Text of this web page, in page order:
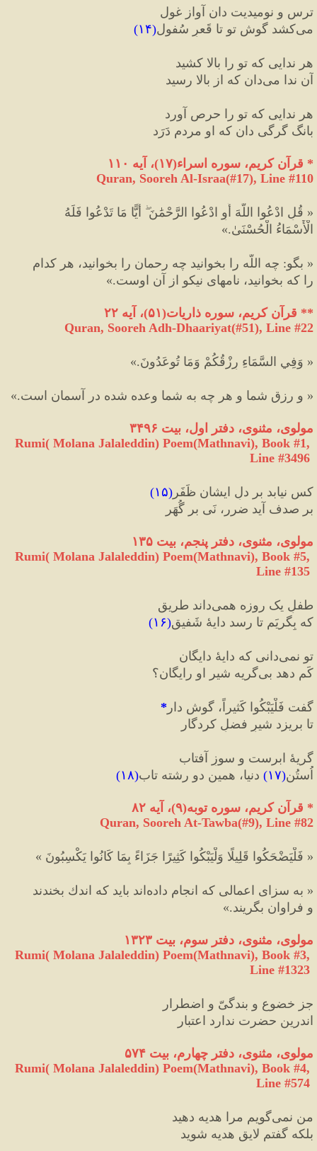
ترس و نومیدیت دان آواز غول
میکشد گوش تو تا قَعرِ سُفول(۱۴)
هر ندایی که تو را بالا کشید
آن ندا میدان که از بالا رسید
هر ندایی که تو را حرص آورد
بانگ گرگی دان که او مردم دَرَد
* قرآن کریم، سوره اسراء(۱۷)، آیه ۱۱۰
Quran, Sooreh Al-Israa(#17), Line #110
« قُلِ ادْعُوا اللَّهَ أَوِ ادْعُوا الرَّحْمَٰنَ ۖ أَيًّا مَا تَدْعُوا فَلَهُ
الْأَسْمَاءُ الْحُسْنَىٰ.»
« بگو: چه اللّه را بخوانيد چه رحمان را بخوانيد، هر كدام
را كه بخوانيد، نامهاى نيكو از آن اوست.»
** قرآن کریم، سوره ذاريات(۵۱)، آیه ٢٢
Quran, Sooreh Adh-Dhaariyat(#51), Line #22
« وَفِي السَّمَاءِ رِزْقُكُمْ وَمَا تُوعَدُونَ.»
« و رزق شما و هر چه به شما وعده شده در آسمان است.»
مولوی، مثنوی، دفتر اول، بیت ۳۴۹۶
Rumi( Molana Jalaleddin) Poem(Mathnavi), Book #1,
Line #3496
کس نیابد بر دلِ ایشان ظَفَر (۱۵)
بر صدف آید ضرر، نَی بر گُهَر
مولوی، مثنوی، دفتر پنجم، بیت ۱۳۵
Rumi( Molana Jalaleddin) Poem(Mathnavi), Book #5,
Line #135
طفلِ یک روزه همیداند طریق
که بِگریَم تا رسد دایهٔ شَفیق(۱۶)
تو نمیدانی که دایهٔ دایگان
کَم دهد بیگریه شیر او رایگان؟
گفت فَلْیَبْکُوا کَثیراً، گوش دار *
تا بریزد شیرِ فضلِ کردگار
گریهٔ ابرست و سوزِ آفتاب
اُستُن(۱۷) دنیا، همین دو رشته تاب(۱۸)
* قرآن کریم، سوره توبه(۹)، آیه ۸۲
Quran, Sooreh At-Tawba(#9), Line #82
« فَلْيَضْحَكُوا قَلِيلًا وَلْيَبْكُوا كَثِيرًا جَزَاءً بِمَا كَانُوا يَكْسِبُونَ »
« به سزاى اعمالى كه انجام دادهاند بايد كه اندك بخندند
و فراوان بگريند.»
مولوی، مثنوی، دفتر سوم، بیت ۱۳۲۳
Rumi( Molana Jalaleddin) Poem(Mathnavi), Book #3,
Line #1323
جز خضوع و بندگیّ و اضطرار
اندرین حضرت ندارد اعتبار
مولوی، مثنوی، دفتر چهارم، بیت ۵۷۴
Rumi( Molana Jalaleddin) Poem(Mathnavi), Book #4,
Line #574
من نمیگویم مرا هدیه دهید
بلکه گفتم لایق هدیه شوید